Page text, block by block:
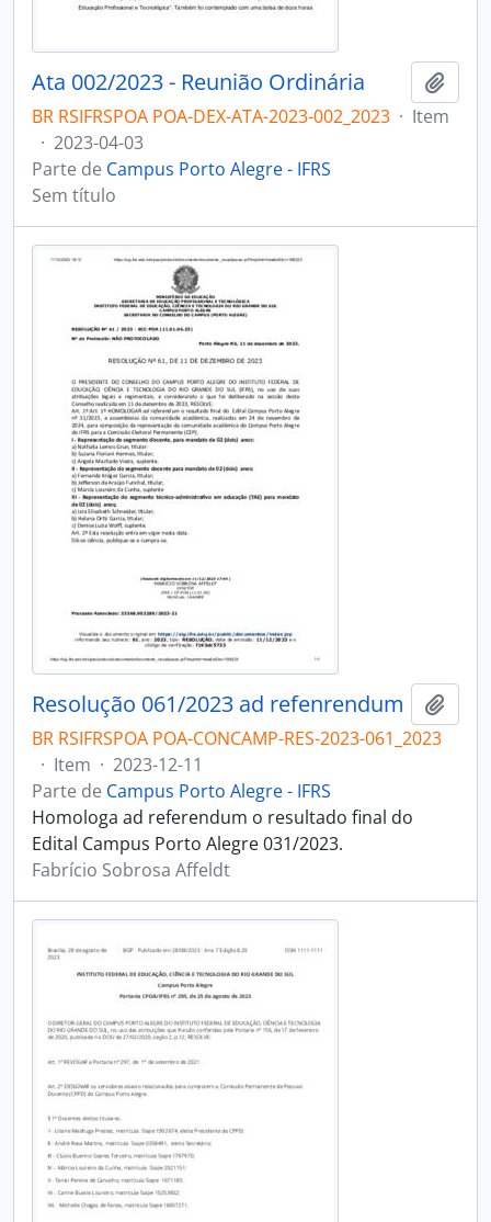
Ata 002/2023 - Reunião Ordinária
BR RSIFRSPOA POA-DEX-ATA-2023-002_2023 · Item
· 2023-04-03
Parte de Campus Porto Alegre - IFRS
Sem título
Resolução 061/2023 ad refenrendum
BR RSIFRSPOA POA-CONCAMP-RES-2023-061_2023
· Item · 2023-12-11
Parte de Campus Porto Alegre - IFRS
Homologa ad referendum o resultado final do
Edital Campus Porto Alegre 031/2023.
Fabrício Sobrosa Affeldt